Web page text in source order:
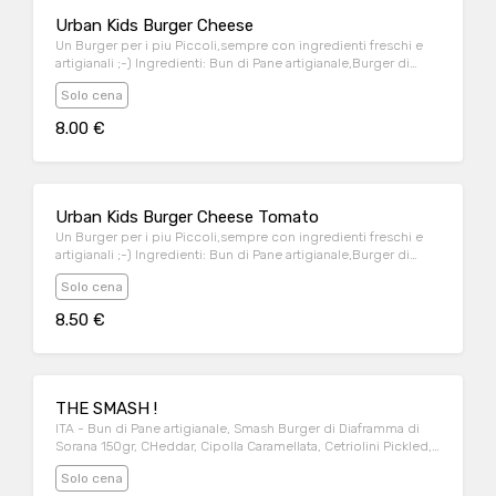
Urban Kids Burger Cheese
Un Burger per i piu Piccoli,sempre con ingredienti freschi e
artigianali ;-) Ingredienti: Bun di Pane artigianale,Burger di
Diaframma di Sorana da 150 gr, Ketchup, Formaggio Latteria di
Malga (Varie aziende Artigianali Secondo Disp. Giornaliera) A
ingredients ;-) Ingredients: Homemade Bread Bun, 150 g
Solo cena
8.00 €
Urban Kids Burger Cheese Tomato
Un Burger per i piu Piccoli,sempre con ingredienti freschi e
artigianali ;-) Ingredienti: Bun di Pane artigianale,Burger di
Diaframma di Sorana da 150 gr, Ketchup, Cheddar ,Pomodori
ENG - A Burger for the little ones, always with fresh and
150 g Sorana Diaphragm Burger, Ketchup, Cheddar,Tomatoes
Solo cena
8.50 €
THE SMASH !
ITA - Bun di Pane artigianale, Smash Burger di Diaframma di
Sorana 150gr, CHeddar, Cipolla Caramellata, Cetriolini Pickled,
Salsa Urban ENG - Artisan Bread Bun, Sorana's Smash Burger
150gr,CHeddar, Caramelized Onion, Pickles, Urban Sauce
Solo cena